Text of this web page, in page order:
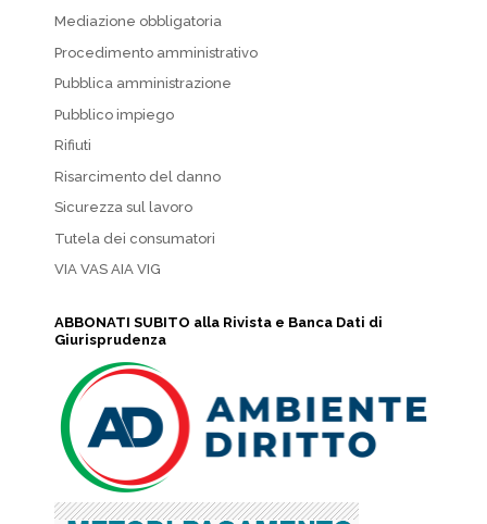
Mediazione obbligatoria
Procedimento amministrativo
Pubblica amministrazione
Pubblico impiego
Rifiuti
Risarcimento del danno
Sicurezza sul lavoro
Tutela dei consumatori
VIA VAS AIA VIG
ABBONATI SUBITO alla Rivista e Banca Dati di
Giurisprudenza